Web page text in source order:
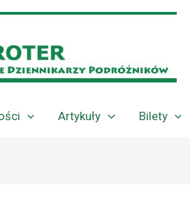
Artykuły Bilety